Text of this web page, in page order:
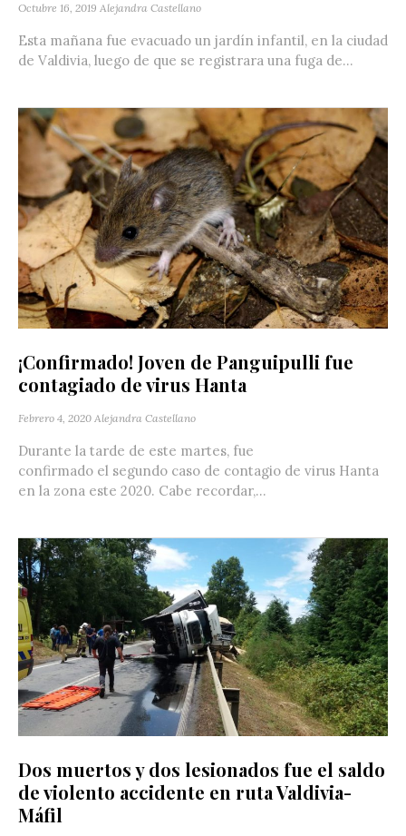
Octubre 16, 2019 Alejandra Castellano
Esta mañana fue evacuado un jardín infantil, en la ciudad
de Valdivia, luego de que se registrara una fuga de...
¡Confirmado! Joven de Panguipulli fue
contagiado de virus Hanta
Febrero 4, 2020 Alejandra Castellano
Durante la tarde de este martes, fue
confirmado el segundo caso de contagio de virus Hanta
en la zona este 2020. Cabe recordar,...
Dos muertos y dos lesionados fue el saldo
de violento accidente en ruta Valdivia-
Máfil